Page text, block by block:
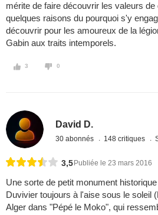
mérite de faire découvrir les valeurs
quelques raisons du pourquoi s'y
découvrir pour les amoureux de la
Gabin aux traits intemporels.
3 0
David D.
30 abonnés 148 critiques
3,5 Publiée le 23 mars 2016
Une sorte de petit monument
Duvivier toujours à l'aise sous le soleil
Alger dans "Pépé le Moko", qui